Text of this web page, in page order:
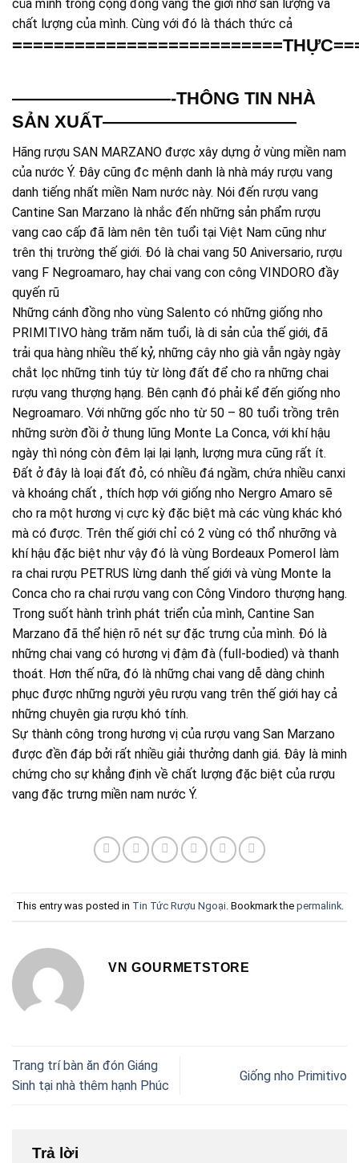
của mình trong cộng đồng vang thế giới nhờ sản lượng và
chất lượng của mình. Cùng với đó là thách thức cả
—————————-THÔNG TIN NHÀ
SẢN XUẤT———————————
Hãng rượu SAN MARZANO được xây dựng ở vùng miền nam
của nước Ý. Đây cũng đc mệnh danh là nhà máy rượu vang
danh tiếng nhất miền Nam nước này. Nói đến rượu vang
Cantine San Marzano là nhắc đến những sản phẩm rượu
vang cao cấp đã làm nên tên tuổi tại Việt Nam cũng như
trên thị trường thế giới. Đó là chai vang 50 Aniversario, rượu
vang F Negroamaro, hay chai vang con công VINDORO đầy
quyến rũ
Những cánh đồng nho vùng Salento có những giống nho
PRIMITIVO hàng trăm năm tuổi, là di sản của thế giới, đã
trải qua hàng nhiều thế kỷ, những cây nho già vẫn ngày ngày
chắt lọc những tinh túy từ lòng đất để cho ra những chai
rượu vang thượng hạng. Bên cạnh đó phải kể đến giống nho
Negroamaro. Với những gốc nho từ 50 – 80 tuổi trồng trên
những sườn đồi ở thung lũng Monte La Conca, với khí hậu
ngày thì nóng còn đêm lại lại lạnh, lượng mưa cũng rất ít.
Đất ở đây là loại đất đỏ, có nhiều đá ngầm, chứa nhiều canxi
và khoáng chất , thích hợp với giống nho Nergro Amaro sẽ
cho ra một hương vị cực kỳ đặc biệt mà các vùng khác khó
mà có được. Trên thế giới chỉ có 2 vùng có thổ nhưỡng và
khí hậu đặc biệt như vậy đó là vùng Bordeaux Pomerol làm
ra chai rượu PETRUS lừng danh thế giới và vùng Monte la
Conca cho ra chai rượu vang con Công Vindoro thượng hạng.
Trong suốt hành trình phát triển của mình, Cantine San
Marzano đã thể hiện rõ nét sự đặc trưng của mình. Đó là
những chai vang có hương vị đậm đà (full-bodied) và thanh
thoát. Hơn thế nữa, đó là những chai vang dễ dàng chinh
phục được những người yêu rượu vang trên thế giới hay cả
những chuyên gia rượu khó tính.
Sự thành công trong hương vị của rượu vang San Marzano
được đền đáp bởi rất nhiều giải thưởng danh giá. Đây là minh
chứng cho sự khẳng định về chất lượng đặc biệt của rượu
vang đặc trưng miền nam nước Ý.
This entry was posted in Tin Tức Rượu Ngoại. Bookmark the permalink.
VN GOURMETSTORE
Trang trí bàn ăn đón Giáng
Sinh tại nhà thêm hạnh Phúc
Giống nho Primitivo
Trả lời